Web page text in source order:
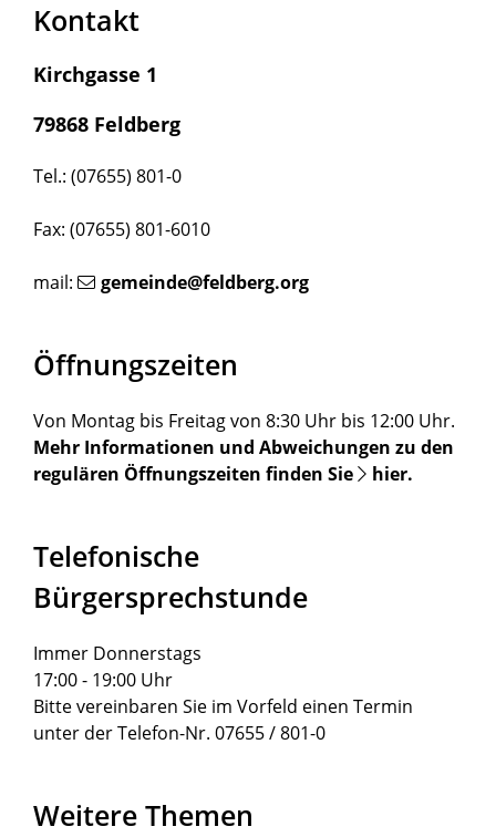
Kontakt
Kirchgasse 1
79868 Feldberg
Tel.: (07655) 801-0
Fax: (07655) 801-6010
mail: gemeinde@feldberg.org
Öffnungszeiten
Von Montag bis Freitag von 8:30 Uhr bis 12:00 Uhr.
Mehr Informationen und Abweichungen zu den
regulären Öffnungszeiten finden Sie
hier.
Telefonische
Bürgersprechstunde
Immer Donnerstags
17:00 - 19:00 Uhr
Bitte vereinbaren Sie im Vorfeld einen Termin
unter der Telefon-Nr. 07655 / 801-0
Weitere Themen